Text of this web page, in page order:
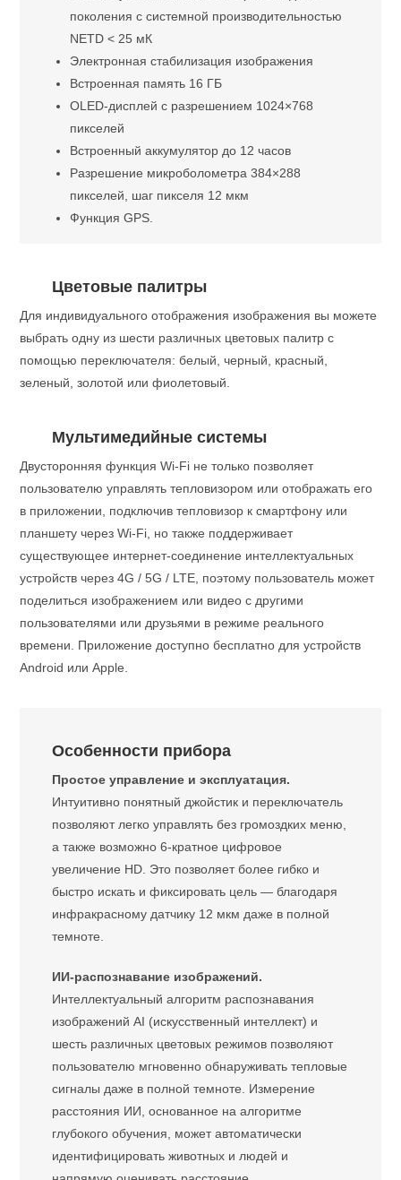
поколения с системной производительностью
NETD < 25 мК
Электронная стабилизация изображения
Встроенная память 16 ГБ
OLED-дисплей с разрешением 1024×768
пикселей
Встроенный аккумулятор до 12 часов
Разрешение микроболометра 384×288
пикселей, шаг пикселя 12 мкм
Функция GPS.
Цветовые палитры
Для индивидуального отображения изображения вы можете
выбрать одну из шести различных цветовых палитр с
помощью переключателя: белый, черный, красный,
зеленый, золотой или фиолетовый.
Мультимедийные системы
Двусторонняя функция Wi-Fi не только позволяет
пользователю управлять тепловизором или отображать его
в приложении, подключив тепловизор к смартфону или
планшету через Wi-Fi, но также поддерживает
существующее интернет-соединение интеллектуальных
устройств через 4G / 5G / LTE, поэтому пользователь может
поделиться изображением или видео с другими
пользователями или друзьями в режиме реального
времени. Приложение доступно бесплатно для устройств
Android или Apple.
Особенности прибора
Простое управление и эксплуатация.
Интуитивно понятный джойстик и переключатель
позволяют легко управлять без громоздких меню,
а также возможно 6-кратное цифровое
увеличение HD. Это позволяет более гибко и
быстро искать и фиксировать цель — благодаря
инфракрасному датчику 12 мкм даже в полной
темноте.
ИИ-распознавание изображений.
Интеллектуальный алгоритм распознавания
изображений AI (искусственный интеллект) и
шесть различных цветовых режимов позволяют
пользователю мгновенно обнаруживать тепловые
сигналы даже в полной темноте. Измерение
расстояния ИИ, основанное на алгоритме
глубокого обучения, может автоматически
идентифицировать животных и людей и